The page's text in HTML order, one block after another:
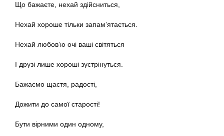
Що бажаєте, нехай здійсниться,
Нехай хороше тільки запам’ятається.
Нехай любов’ю очі ваші світяться
І друзі лише хороші зустрінуться.
Бажаємо щастя, радості,
Дожити до самої старості!
Бути вірними один одному,